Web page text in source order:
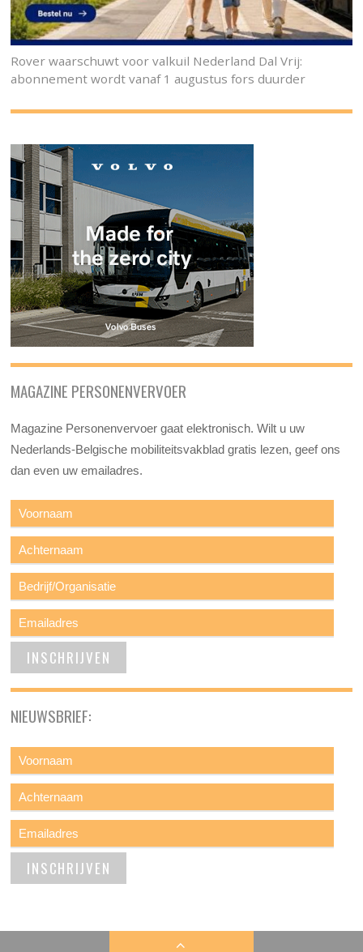
Rover waarschuwt voor valkuil Nederland Dal Vrij:
abonnement wordt vanaf 1 augustus fors duurder
MAGAZINE PERSONENVERVOER
Magazine Personenvervoer gaat elektronisch. Wilt u uw
Nederlands-Belgische mobiliteitsvakblad gratis lezen, geef ons
dan even uw emailadres.
NIEUWSBRIEF: